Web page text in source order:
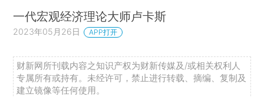
一代宏观经济理论大师卢卡斯
2023年05月26日 APP打开
财新网所刊载内容之知识产权为财新传媒及/或相关权利人
专属所有或持有。未经许可，禁止进行转载、摘编、复制及
建立镜像等任何使用。